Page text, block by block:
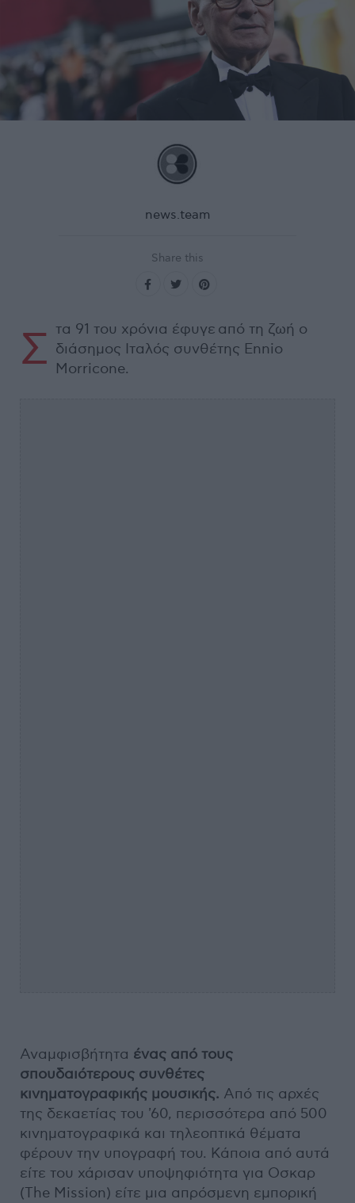
news.team
Share this
Σ τα 91 του χρόνια έφυγε από τη ζωή ο
διάσημος Ιταλός συνθέτης Ennio
Morricone.
Αναμφισβήτητα ένας από τους
σπουδαιότερους συνθέτες
κινηματογραφικής μουσικής. Από τις αρχές
της δεκαετίας του '60, περισσότερα από 500
κινηματογραφικά και τηλεοπτικά θέματα
φέρουν την υπογραφή του. Κάποια από αυτά
είτε του χάρισαν υποψηφιότητα για Οσκαρ
(The Mission) είτε μια απρόσμενη εμπορική